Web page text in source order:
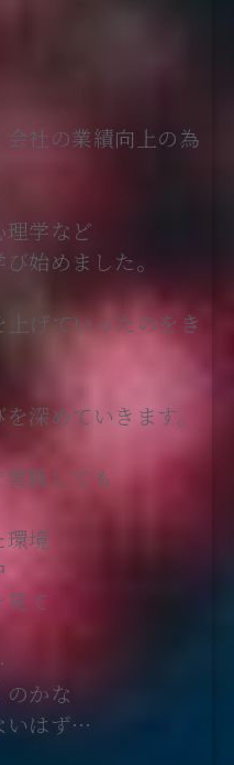
社の業績向上の為
学など
始めました。
げていったのをき
深めていきます。
践しても
環境
て
かな
いはず…